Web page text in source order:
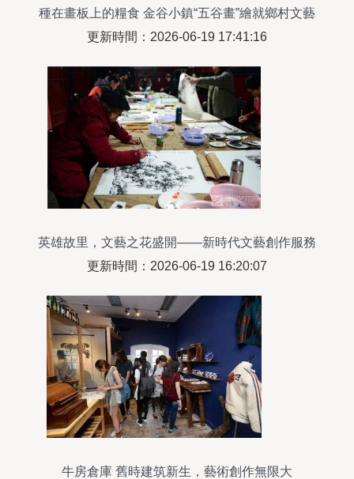
種在畫板上的糧食 金谷小鎮“五谷畫”繪就鄉村文藝
新風景
更新時間：2026-06-19 17:41:16
英雄故里，文藝之花盛開——新時代文藝創作服務
人民的實踐與思考
更新時間：2026-06-19 16:20:07
牛房倉庫 舊時建筑新生，藝術創作無限大